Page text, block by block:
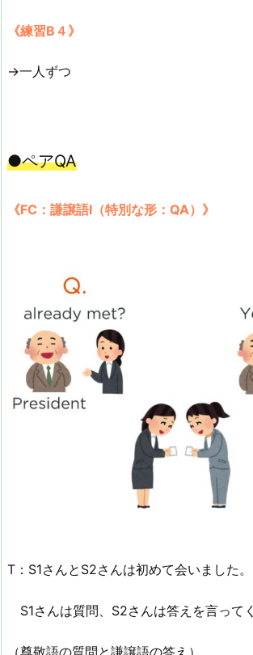
《練習B４》
→一人ずつ
●ペアQA
《FC：謙譲語Ⅰ（特別な形：QA）》
T：S1さんとS2さんは初めて会いました。
S1さんは質問、S2さんは答えを言って